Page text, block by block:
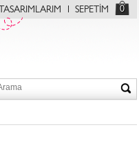
TASARIMLARIM SEPETİM 0